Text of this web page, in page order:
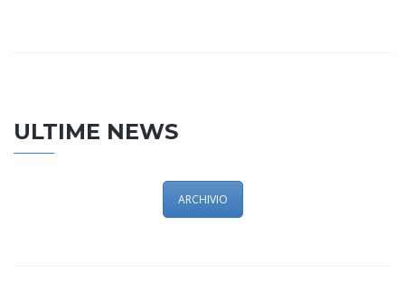
ULTIME NEWS
ARCHIVIO